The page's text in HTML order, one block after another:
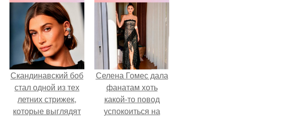
Скандинавский боб
стал одной из тех
летних стрижек,
которые выглядят
Селена Гомес дала
фанатам хоть
какой-то повод
успокоиться на